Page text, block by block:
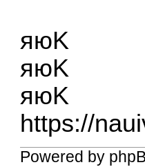
яюK
яюK
яюK
https://
Powered by